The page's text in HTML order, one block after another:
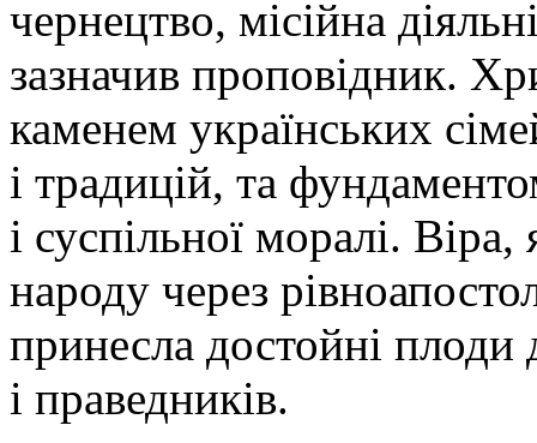
чернецтво, місійна
зазначив проповідник.
каменем українських
і традицій, та
і суспільної моралі.
народу через
принесла достойні
і праведників.